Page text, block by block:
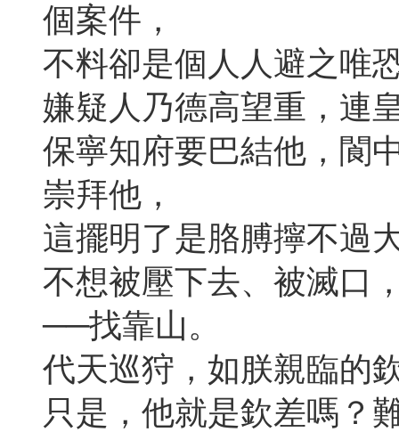
個案件，
不料卻是個人人避之唯
嫌疑人乃德高望重，連
保寧知府要巴結他，閬
崇拜他，
這擺明了是胳膊擰不過
不想被壓下去、被滅口
──找靠山。
代天巡狩，如朕親臨的
只是，他就是欽差嗎？